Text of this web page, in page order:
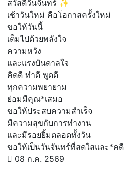
สวัสดีวันจันทร์ ✨
เช้าวันใหม่ คือโอกาสครั้งใหม่
ขอให้วันนี้
เต็มไปด้วยพลังใจ
ความหวัง
และแรงบันดาลใจ
คิดดี ทำดี พูดดี
ทุกความพยายาม
ย่อมมีคุณ*เสมอ
ขอให้ประสบความสำเร็จ
มีความสุขกับการทำงาน
และมีรอยยิ้มตลอดทั้งวัน
ขอให้เป็นวันจันทร์ที่สดใสและ*คดี
08 ก.ค. 2569